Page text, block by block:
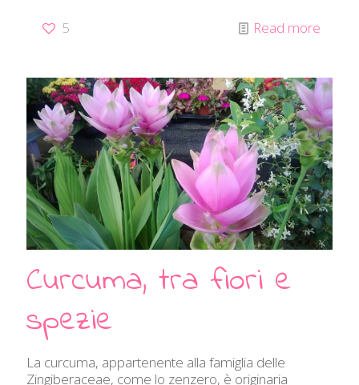
5 Read more
Curcuma, tra fiori e
spezie
La curcuma, appartenente alla famiglia delle
Zingiberaceae, come lo zenzero, è originaria